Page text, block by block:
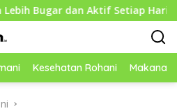
dan Aktif Setiap Hari
Kesehatan Rohani Makanan